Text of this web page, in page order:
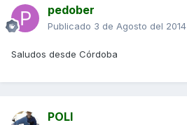
pedober
Publicado 3 de Agosto del 2014
Saludos desde Córdoba
POLI